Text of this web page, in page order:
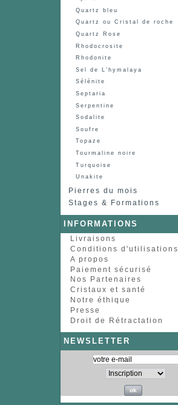
Quartz bleu
Quartz ou Cristal de roche
Quartz Rose
Rhodocrosite
Rhodonite
Sel de L'hymalaya
Sélénite
Septaria
Serpentine
Sodalite
Soufre
Topaze
Tourmaline noire
Turquoise
Unakite
Pierres du mois
Stages & Formations
INFORMATIONS
Livraisons
Conditions d'utilisations
A propos
Paiement sécurisé
Nos Partenaires
Cristaux et santé
Notre éthique
Presse
Droit de Rétractation
NEWSLETTER